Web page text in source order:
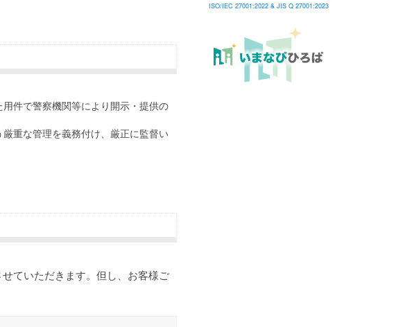
件で警察機関等により開示・提供の
重な管理を義務付け、厳正に監督い
ていただきます。但し、お客様ご
ISO/IEC 27001:2022 & JIS Q 27001:2023